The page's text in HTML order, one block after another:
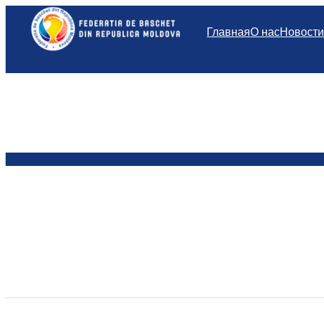
Перейти
содержимому
ГлавнаяО насНовости